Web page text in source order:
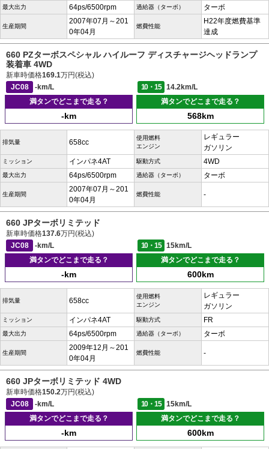
最大出力 64ps/6500rpm 過給器（ターボ） ターボ
生産期間
2007年07月～201
0年04月
燃費性能
H22年度燃費基準
達成
660 PZターボスペシャル ハイルーフ ディスチャージヘッドランプ
装着車 4WD
新車時価格169.1万円(税込)
JC08
-km/L 10・15
14.2km/L
満タンでどこまで走る？
-km
満タンでどこまで走る？
568km
排気量 658cc
使用燃料
エンジン
レギュラー
ガソリン
ミッション インパネ4AT 駆動方式 4WD
最大出力 64ps/6500rpm 過給器（ターボ） ターボ
生産期間
2007年07月～201
0年04月
燃費性能 -
660 JPターボリミテッド
新車時価格137.6万円(税込)
JC08
-km/L 10・15
15km/L
満タンでどこまで走る？
-km
満タンでどこまで走る？
600km
排気量 658cc
使用燃料
エンジン
レギュラー
ガソリン
ミッション インパネ4AT 駆動方式 FR
最大出力 64ps/6500rpm 過給器（ターボ） ターボ
生産期間
2009年12月～201
0年04月
燃費性能 -
660 JPターボリミテッド 4WD
新車時価格150.2万円(税込)
JC08
-km/L 10・15
15km/L
満タンでどこまで走る？
-km
満タンでどこまで走る？
600km